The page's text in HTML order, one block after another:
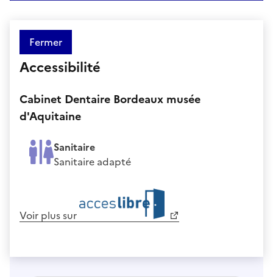
Fermer
Accessibilité
Cabinet Dentaire Bordeaux musée
d'Aquitaine
Sanitaire
Sanitaire adapté
Voir plus sur